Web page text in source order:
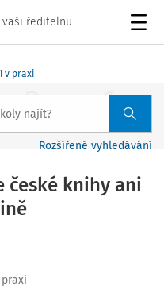
vaši ředitelnu
v praxi
Rozšířené vyhledávání
české knihy ani